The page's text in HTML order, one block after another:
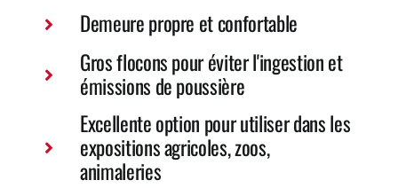
Demeure propre et confortable
Gros flocons pour éviter l'ingestion et
émissions de poussière
Excellente option pour utiliser dans les
expositions agricoles, zoos,
animaleries